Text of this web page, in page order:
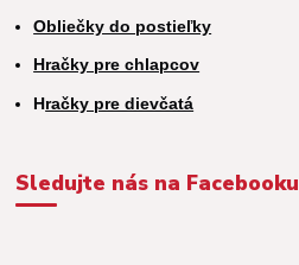
Obliečky do postieľky
Hračky pre chlapcov
Hračky pre dievčatá
Sledujte nás na Facebooku